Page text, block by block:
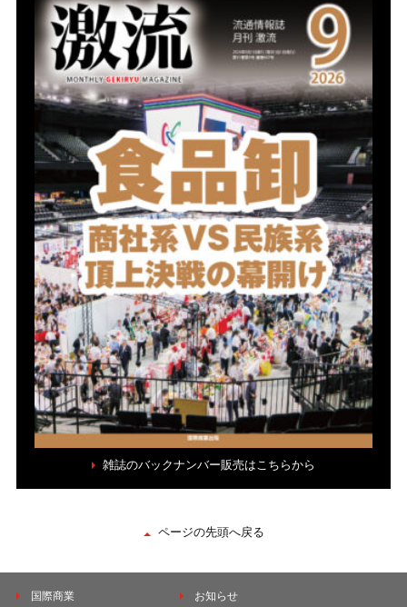
雑誌のバックナンバー販売はこちらから
ページの先頭へ戻る
国際商業 お知らせ